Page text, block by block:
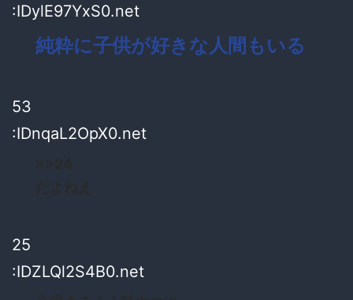
:IDylE97YxS0.net
純粋に子供が好きな人間もいる
53
:IDnqaL2OpX0.net
25
:IDZLQl2S4B0.net